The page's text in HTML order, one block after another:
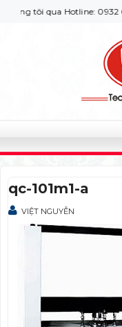
tôi qua Hotline: 0932
qc-101m1-a
VIỆT NGUYỄN